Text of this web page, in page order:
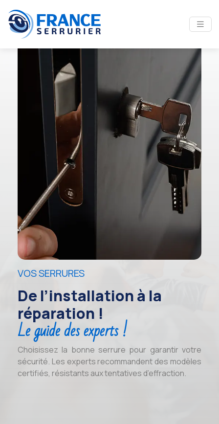
VOS SERRURES
De l’installation à la
réparation !
Le guide des experts !
Choisissez la bonne serrure pour garantir votre
sécurité. Les experts recommandent des modèles
certifiés, résistants aux tentatives d’effraction.